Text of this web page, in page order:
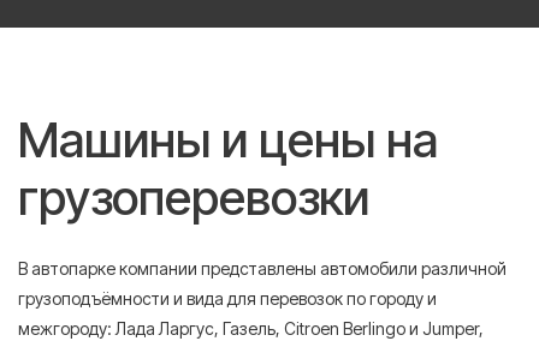
Машины и цены на
грузоперевозки
В автопарке компании представлены автомобили различной
грузоподъёмности и вида для перевозок по городу и
межгороду: Лада Ларгус, Газель, Citroen Berlingo и Jumper,